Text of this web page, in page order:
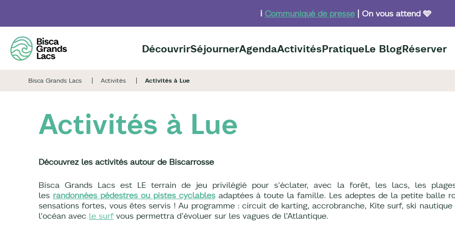
contenu
principal
ℹ️ Communiqué de presse| On vous attend 🩵
DécouvrirSéjournerAgendaActivitésPratiqueLe BlogRéserver
Bisca Grands Lacs Activités Activités à Lue
Activités à Lue
Découvrez les activités autour de Biscarrosse
Bisca Grands Lacs est LE terrain de jeu privilégié pour s'éclater, avec la forêt, les lacs, les
les randonnées pédestres ou pistes cyclablesadaptées à toute la famille. Les adeptes de la petite balle
sensations fortes, vous êtes servis ! Au programme : circuit de karting, accrobranche, Kite surf, ski
l’océan avec le surf vous permettra d’évoluer sur les vagues de l’Atlantique.